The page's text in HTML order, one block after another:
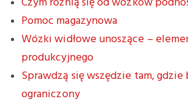
Pomoc magazynowa
Wózki widłowe unoszące –
produkcyjnego
Sprawdzą się wszędzie tam,
ograniczony